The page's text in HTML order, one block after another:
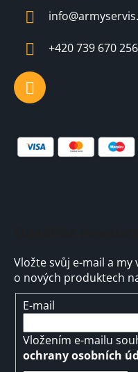
info@
+420 739 670 256
Vložte svůj e-mail a
o nových produktech
E-mail
Vložením e-mailu
ochrany osobních